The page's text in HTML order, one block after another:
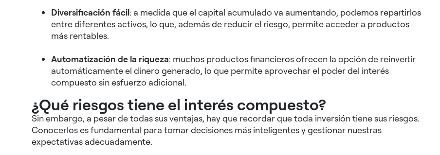
Diversificación fácil: a medida que el capital acumulado va aumentando, podemos repartirlos
entre diferentes activos, lo que, además de reducir el riesgo, permite acceder a productos
más rentables.
Automatización de la riqueza: muchos productos financieros ofrecen la opción de reinvertir
automáticamente el dinero generado, lo que permite aprovechar el poder del interés
compuesto sin esfuerzo adicional.
¿Qué riesgos tiene el interés compuesto?
Sin embargo, a pesar de todas sus ventajas, hay que recordar que toda inversión tiene sus riesgos.
Conocerlos es fundamental para tomar decisiones más inteligentes y gestionar nuestras
expectativas adecuadamente.